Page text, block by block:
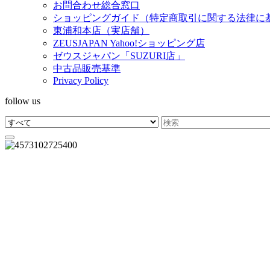
お問合わせ総合窓口
ショッピングガイド（特定商取引に関する法律に
東浦和本店（実店舗）
ZEUSJAPAN Yahoo!ショッピング店
ゼウスジャパン「SUZURI店」
中古品販売基準
Privacy Policy
follow us